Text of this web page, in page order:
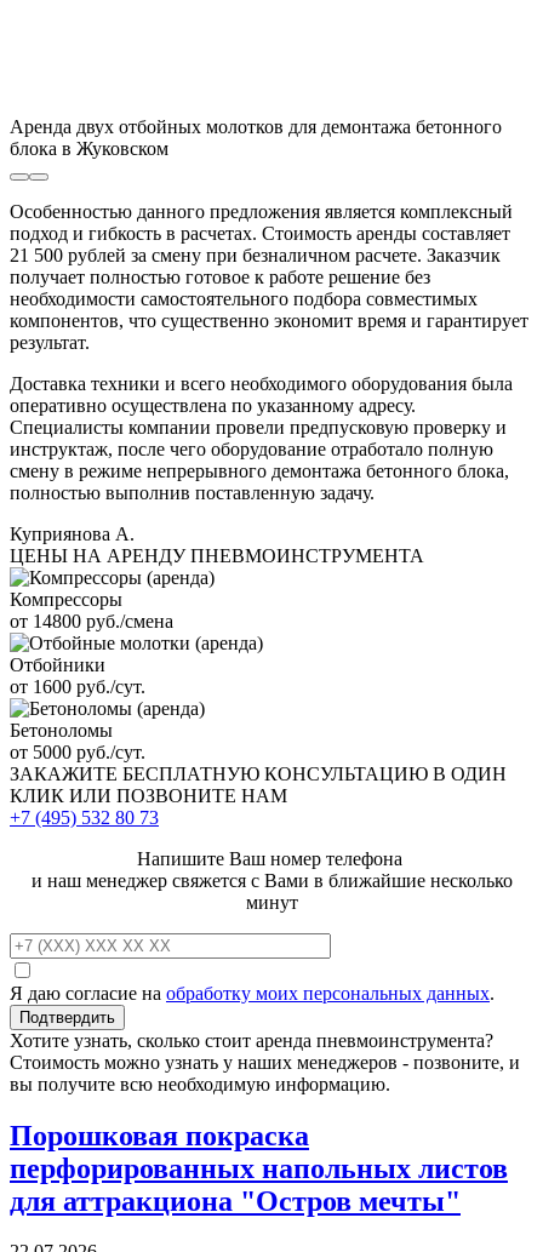
Аренда двух отбойных молотков для демонтажа бетонного
блока в Жуковском
Особенностью данного предложения является комплексный
подход и гибкость в расчетах. Стоимость аренды составляет
21 500 рублей за смену при безналичном расчете. Заказчик
получает полностью готовое к работе решение без
необходимости самостоятельного подбора совместимых
компонентов, что существенно экономит время и гарантирует
результат.
Доставка техники и всего необходимого оборудования была
оперативно осуществлена по указанному адресу.
Специалисты компании провели предпусковую проверку и
инструктаж, после чего оборудование отработало полную
смену в режиме непрерывного демонтажа бетонного блока,
полностью выполнив поставленную задачу.
Куприянова А.
ЦЕНЫ НА АРЕНДУ ПНЕВМОИНСТРУМЕНТА
Компрессоры
от 14800 руб./смена
Отбойники
от 1600 руб./сут.
Бетоноломы
от 5000 руб./сут.
ЗАКАЖИТЕ БЕСПЛАТНУЮ КОНСУЛЬТАЦИЮ В ОДИН
КЛИК ИЛИ ПОЗВОНИТЕ НАМ
+7 (495) 532 80 73
Напишите Ваш номер телефона
и наш менеджер свяжется с Вами в ближайшие несколько
минут
Я даю согласие на обработку моих персональных данных.
Хотите узнать, сколько стоит аренда пневмоинструмента?
Стоимость можно узнать у наших менеджеров - позвоните, и
вы получите всю необходимую информацию.
Порошковая покраска
перфорированных напольных листов
для аттракциона "Остров мечты"